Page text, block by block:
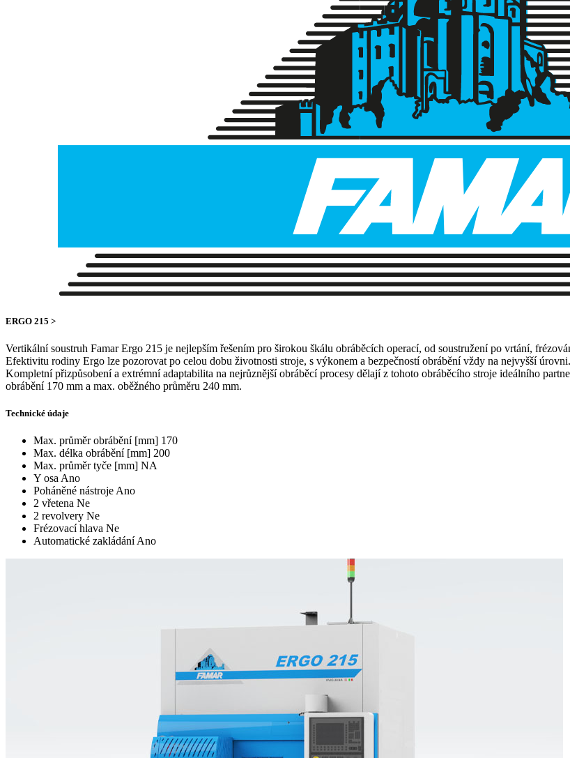
ERGO 215 >
Vertikální soustruh Famar Ergo 215 je nejlepším řešením pro širokou škálu obráběcích operací, od soustružení po vrtání,
Efektivitu rodiny Ergo lze pozorovat po celou dobu životnosti stroje, s výkonem a bezpečností obrábění vždy na nejvyšší úrovni.
Kompletní přizpůsobení a extrémní adaptabilita na nejrůznější obráběcí procesy dělají z tohoto obráběcího stroje ideálního
obrábění 170 mm a max. oběžného průměru 240 mm.
Technické údaje
Max. průměr obrábění [mm] 170
Max. délka obrábění [mm] 200
Max. průměr tyče [mm] NA
Y osa Ano
Poháněné nástroje Ano
2 vřetena Ne
2 revolvery Ne
Frézovací hlava Ne
Automatické zakládání Ano